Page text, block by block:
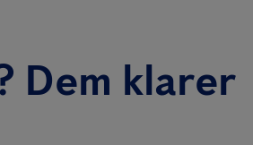
Dem klarer